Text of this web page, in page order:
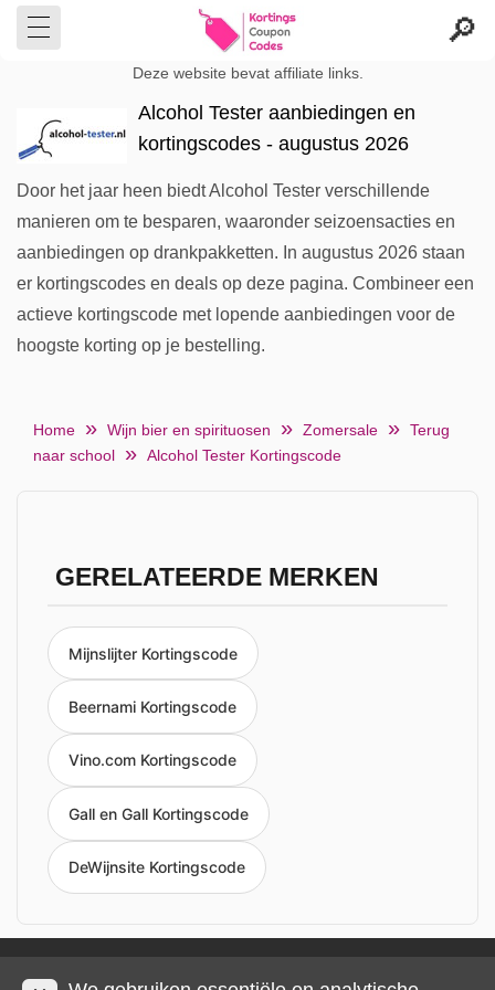
Deze website bevat affiliate links.
Alcohol Tester aanbiedingen en
kortingscodes - augustus 2026
Door het jaar heen biedt Alcohol Tester verschillende
manieren om te besparen, waaronder seizoensacties en
aanbiedingen op drankpakketten. In augustus 2026 staan
er kortingscodes en deals op deze pagina. Combineer een
actieve kortingscode met lopende aanbiedingen voor de
hoogste korting op je bestelling.
Home Wijn bier en spirituosen Zomersale
Terug
naar school
Alcohol Tester Kortingscode
GERELATEERDE MERKEN
Mijnslijter Kortingscode
Beernami Kortingscode
Vino.com Kortingscode
Gall en Gall Kortingscode
DeWijnsite Kortingscode
Privacy en cookies Impressum Algemene voorwaarden